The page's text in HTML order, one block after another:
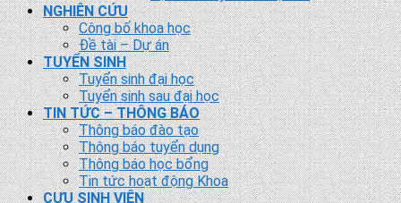
NGHIÊN CỨU
Công bố khoa học
Đề tài – Dự án
TUYỂN SINH
Tuyển sinh đại học
Tuyển sinh sau đại học
TIN TỨC – THÔNG BÁO
Thông báo đào tạo
Thông báo tuyển dụng
Thông báo học bổng
Tin tức hoạt động Khoa
CỰU SINH VIÊN